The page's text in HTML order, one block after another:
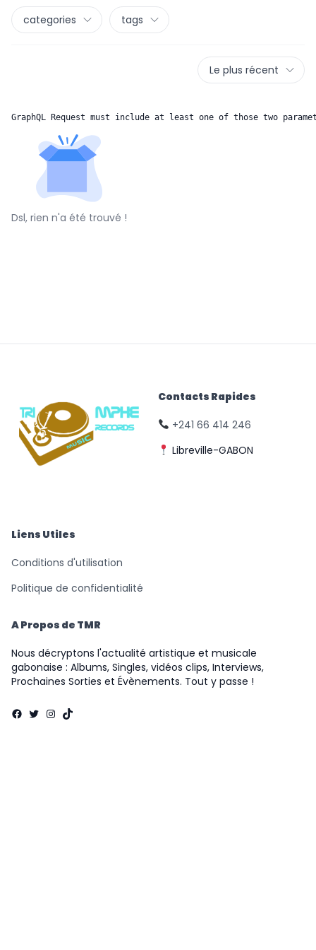
categories tags
Le plus récent
GraphQL Request must include at least one of those two
Dsl, rien n'a été trouvé !
Contacts Rapides
+241 66 414 246
Libreville-GABON
Liens Utiles
Conditions d'utilisation
Politique de confidentialité
A Propos de TMR
Nous décryptons l'actualité artistique et musicale
gabonaise : Albums, Singles, vidéos clips, Interviews,
Prochaines Sorties et Évènements. Tout y passe !
Facebook
Twitter
Instagram
TikTok